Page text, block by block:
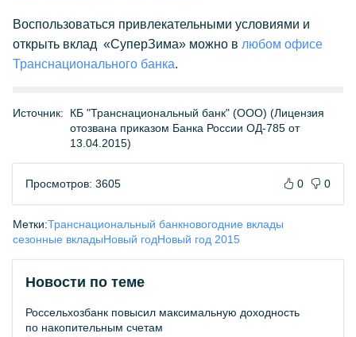
Воспользоваться привлекательными условиями и
открыть вклад «СуперЗима» можно в любом офисе
Транснационального банка.
Источник:
КБ "Транснациональный банк" (ООО) (Лицензия
отозвана приказом Банка России ОД-785 от
13.04.2015)
Просмотров: 3605 0 0
Метки:Транснациональный банкновогодние вклады
сезонные вкладыНовый годНовый год 2015
Новости по теме
Россельхозбанк повысил максимальную доходность
по накопительным счетам